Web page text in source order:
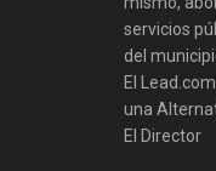
servicios
del
El
una
El Director